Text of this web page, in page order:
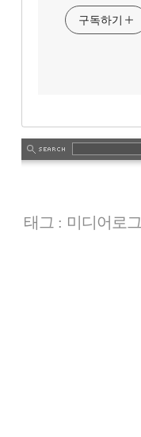
구독하기
태그 : 미디어로그